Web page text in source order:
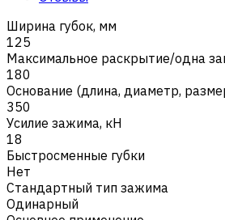
Ширина губок, мм
125
Максимальное раскрытие/одна
180
Основание (длина, диаметр,
350
Усилие зажима, кН
18
Быстросменные губки
Нет
Стандартный тип зажима
Одинарный